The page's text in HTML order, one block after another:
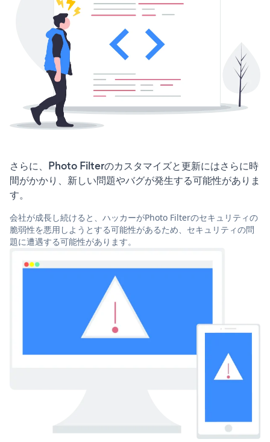
さらに、Photo Filterのカスタマイズと更新にはさらに時
間がかかり、新しい問題やバグが発生する可能性がありま
す。
会社が成長し続けると、ハッカーがPhoto Filterのセキュリティの
脆弱性を悪用しようとする可能性があるため、セキュリティの問
題に遭遇する可能性があります。